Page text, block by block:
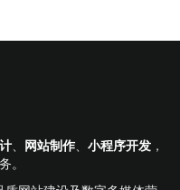
、 网站制作、 小程序开发 ，
。